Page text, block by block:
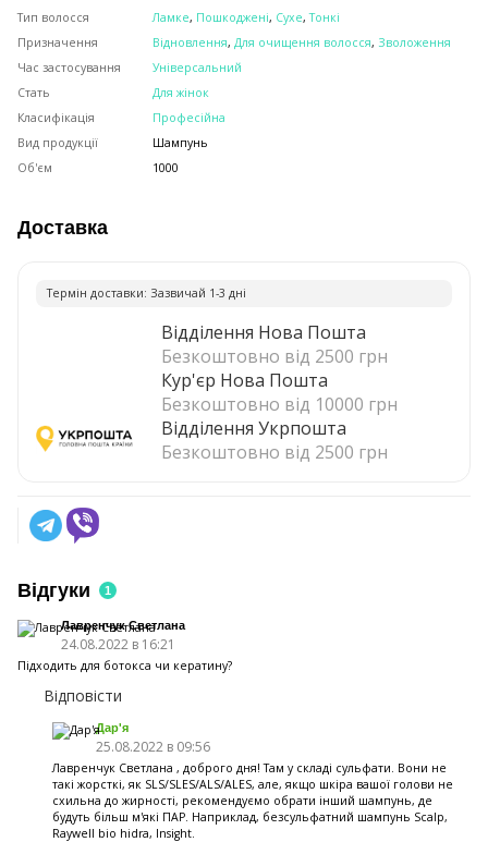
Тип волосся
Ламке, Пошкоджені, Сухе,Тонкі
Призначення
Відновлення, Для очищення волосся, Зволоження
Час застосування
Універсальний
Стать
Для жінок
Класифікація
Професійна
Вид продукції
Шампунь
Об'єм
1000
Доставка
Термiн доставки: Зазвичай 1-3 днi
Відділення Нова Пошта
Безкоштовно від 2500 грн
Кур'єр Нова Пошта
Безкоштовно від 10000 грн
Відділення Укрпошта
Безкоштовно від 2500 грн
Відгуки 1
Лавренчук Светлана
24.08.2022 в 16:21
Підходить для ботокса чи кератину?
Відповісти
Дар'я
25.08.2022 в 09:56
Лавренчук Светлана , доброго дня! Там у складі сульфати. Вони не
такі жорсткі, як SLS/SLES/ALS/ALES, але, якщо шкіра вашої голови не
схильна до жирності, рекомендуємо обрати інший шампунь, де
будуть більш м'які ПАР. Наприклад, безсульфатний шампунь Scalp,
Raywell bio hidra, Insight.